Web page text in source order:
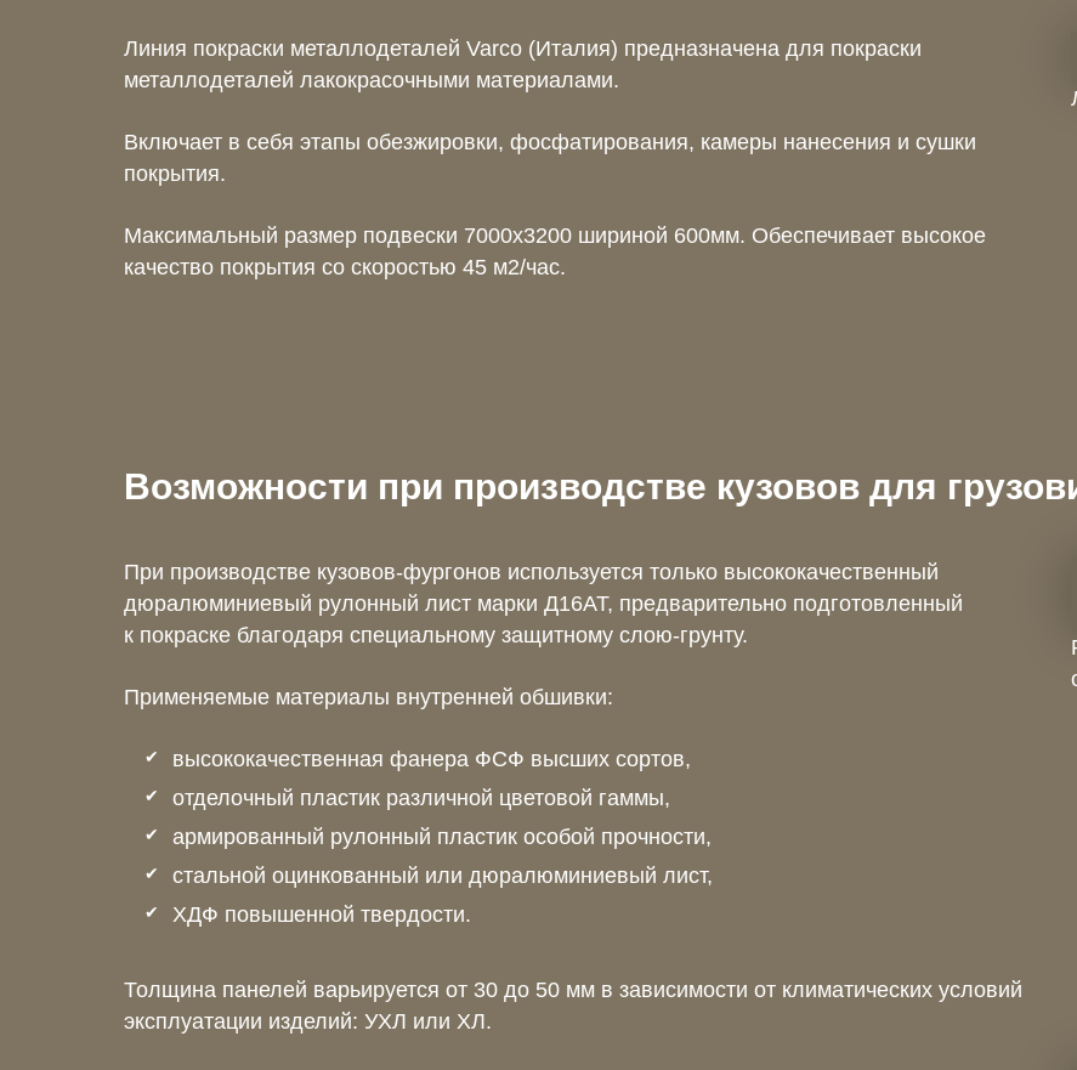
Линия покраски металлодеталей Varco (Италия) предназначена для покраски
металлодеталей лакокрасочными материалами.
Включает в себя этапы обезжировки, фосфатирования, камеры нанесения и сушки
покрытия.
Максимальный размер подвески 7000х3200 шириной 600мм. Обеспечивает высокое
качество покрытия со скоростью 45 м2/час.
Возможности при производстве кузовов для
При производстве кузовов-фургонов используется только высококачественный
дюралюминиевый рулонный лист марки Д16АТ, предварительно подготовленный
к покраске благодаря специальному защитному слою-грунту.
Применяемые материалы внутренней обшивки:
высококачественная фанера ФСФ высших сортов,
отделочный пластик различной цветовой гаммы,
армированный рулонный пластик особой прочности,
стальной оцинкованный или дюралюминиевый лист,
ХДФ повышенной твердости.
Толщина панелей варьируется от 30 до 50 мм в зависимости от климатических условий
эксплуатации изделий: УХЛ или ХЛ.